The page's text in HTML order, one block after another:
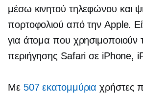
μέσω κινητού τηλεφώνου και
πορτοφολιού από την Apple.
για άτομα που
περιήγησης Safari σε iPhone,
Με 507 εκατομμύρια χρήστες